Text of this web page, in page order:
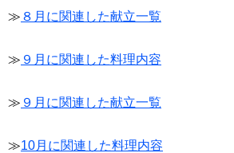
≫ ８月に関連した献立一覧
≫ ９月に関連した料理内容
≫ ９月に関連した献立一覧
≫10月に関連した料理内容